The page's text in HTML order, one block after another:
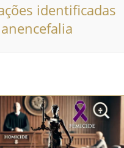
identificadas